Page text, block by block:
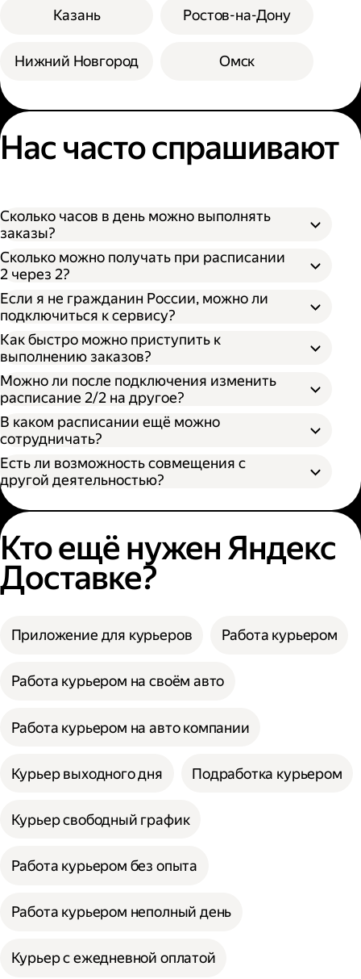
Казань
Нижний Новгород
Ростов-на-Дону
Омск
Нас часто спрашивают
Сколько часов в день можно выполнять
заказы?
Сколько можно получать при расписании
2 через 2?
Если я не гражданин России, можно ли
подключиться к сервису?
Как быстро можно приступить к
выполнению заказов?
Можно ли после подключения изменить
расписание 2/2 на другое?
В каком расписании ещё можно
сотрудничать?
Есть ли возможность совмещения с
другой деятельностью?
Кто ещё нужен Яндекс
Доставке?
Приложение для курьеров Работа курьером
Работа курьером на своём авто
Работа курьером на авто компании
Курьер выходного дня Подработка курьером
Курьер свободный график
Работа курьером без опыта
Работа курьером неполный день
Курьер с ежедневной оплатой